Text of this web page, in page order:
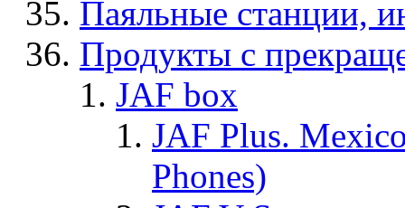
Паяльные станции,
Продукты с
JAF box
JAF Plus.
Phones)